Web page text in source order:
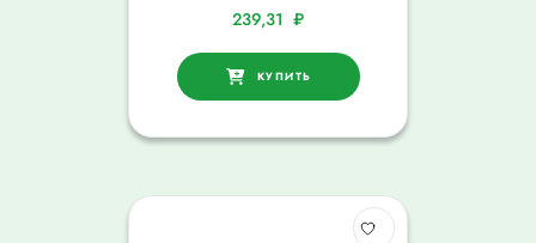
239,31 ₽
КУПИТЬ